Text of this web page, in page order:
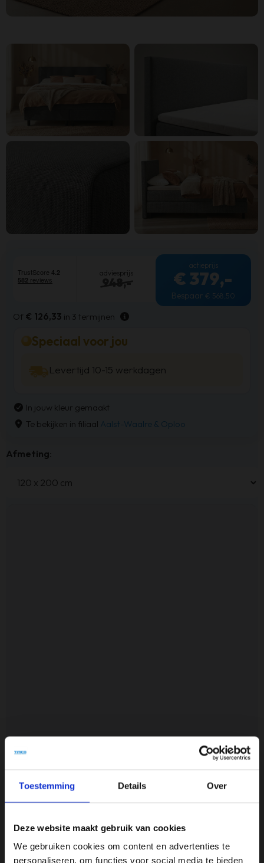
Toestemming Details Over
Deze website maakt gebruik van cookies
We gebruiken cookies om content en advertenties te
personaliseren, om functies voor social media te bieden
adviesprijs
actieprijs
€ 379,-
Bespaar € 568,50
Of € 126,33 in 3 termijnen
Speciaal voor jou
Levertijd 10-15 werkdagen
In jouw kleur gemaakt
Te bekijken in filiaal Aalst-Waalre & Oploo
Afmeting
Haluta
Boxspring
-
120